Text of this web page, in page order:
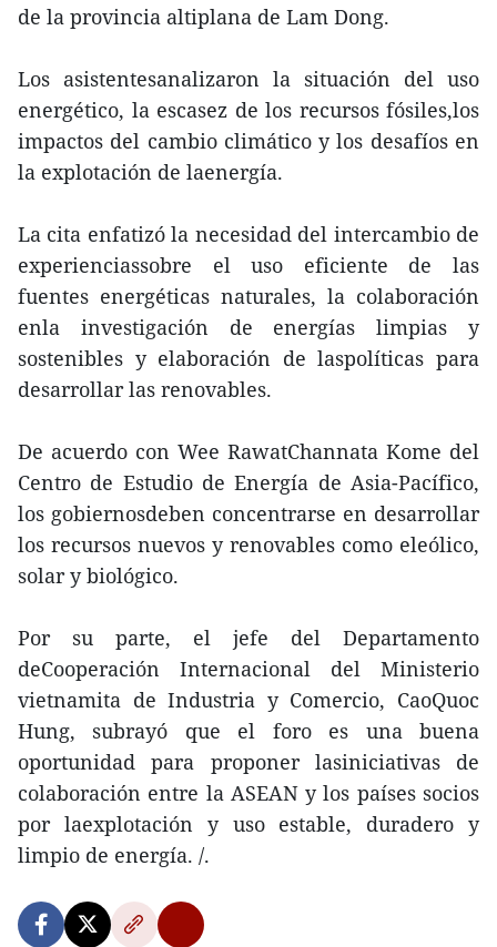
de la provincia altiplana de Lam Dong.
Los asistentesanalizaron la situación del uso
energético, la escasez de los recursos fósiles,los
impactos del cambio climático y los desafíos en
la explotación de laenergía.
La cita enfatizó la necesidad del intercambio de
experienciassobre el uso eficiente de las
fuentes energéticas naturales, la colaboración
enla investigación de energías limpias y
sostenibles y elaboración de laspolíticas para
desarrollar las renovables.
De acuerdo con Wee RawatChannata Kome del
Centro de Estudio de Energía de Asia-Pacífico,
los gobiernosdeben concentrarse en desarrollar
los recursos nuevos y renovables como eleólico,
solar y biológico.
Por su parte, el jefe del Departamento
deCooperación Internacional del Ministerio
vietnamita de Industria y Comercio, CaoQuoc
Hung, subrayó que el foro es una buena
oportunidad para proponer lasiniciativas de
colaboración entre la ASEAN y los países socios
por laexplotación y uso estable, duradero y
limpio de energía. /.